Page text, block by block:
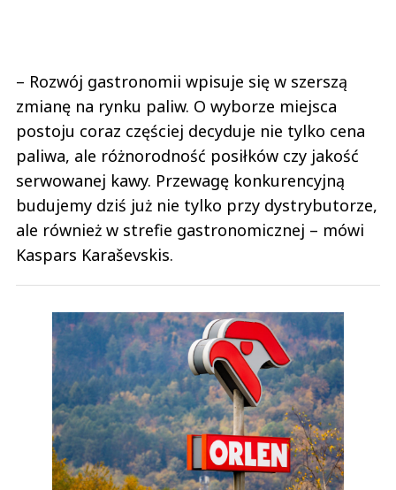
– Rozwój gastronomii wpisuje się w szerszą
zmianę na rynku paliw. O wyborze miejsca
postoju coraz częściej decyduje nie tylko cena
paliwa, ale różnorodność posiłków czy jakość
serwowanej kawy. Przewagę konkurencyjną
budujemy dziś już nie tylko przy dystrybutorze,
ale również w strefie gastronomicznej – mówi
Kaspars Karaševskis.